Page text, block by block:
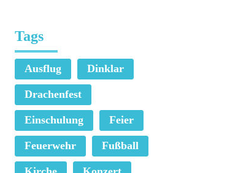
Tags
Ausflug Dinklar
Drachenfest
Einschulung Feier
Feuerwehr Fußball